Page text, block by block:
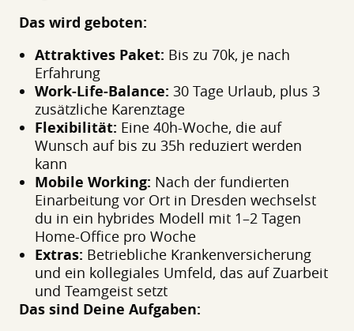
Das wird geboten:
Attraktives Paket: Bis zu 70k, je nach
Erfahrung
Work-Life-Balance: 30 Tage Urlaub, plus 3
zusätzliche Karenztage
Flexibilität: Eine 40h-Woche, die auf
Wunsch auf bis zu 35h reduziert werden
kann
Mobile Working: Nach der fundierten
Einarbeitung vor Ort in Dresden wechselst
du in ein hybrides Modell mit 1–2 Tagen
Home-Office pro Woche
Extras: Betriebliche Krankenversicherung
und ein kollegiales Umfeld, das auf Zuarbeit
und Teamgeist setzt
Das sind Deine Aufgaben: